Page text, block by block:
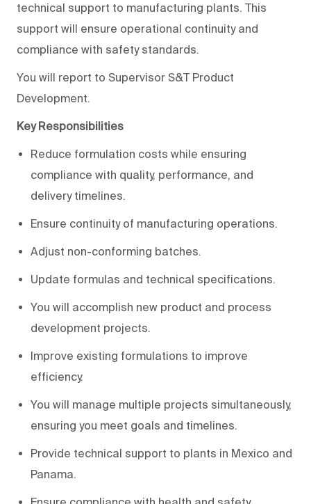
technical support to manufacturing plants. This
support will ensure operational continuity and
compliance with safety standards.
You will report to Supervisor S&T Product
Development.
Key Responsibilities
Reduce formulation costs while ensuring
compliance with quality, performance, and
delivery timelines.
Ensure continuity of manufacturing operations.
Adjust non-conforming batches.
Update formulas and technical specifications.
You will accomplish new product and process
development projects.
Improve existing formulations to improve
efficiency.
You will manage multiple projects simultaneously,
ensuring you meet goals and timelines.
Provide technical support to plants in Mexico and
Panama.